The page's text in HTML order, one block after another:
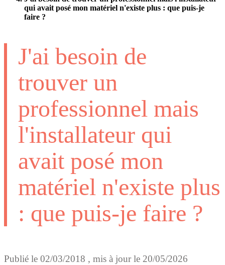
qui avait posé mon matériel n'existe plus : que puis-je
faire ?
J'ai besoin de
trouver un
professionnel mais
l'installateur qui
avait posé mon
matériel n'existe plus
: que puis-je faire ?
Publié le 02/03/2018 , mis à jour le 20/05/2026